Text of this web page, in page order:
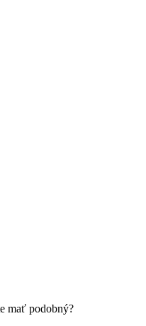
mať podobný?